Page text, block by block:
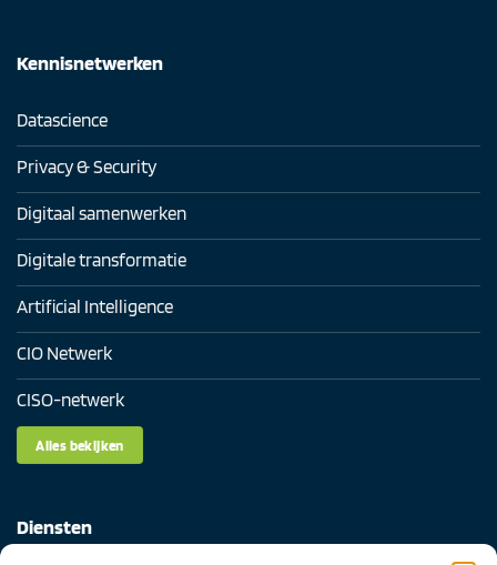
Kennisnetwerken
Datascience
Privacy & Security
Digitaal samenwerken
Digitale transformatie
Artificial Intelligence
CIO Netwerk
CISO-netwerk
Alles bekijken
Diensten